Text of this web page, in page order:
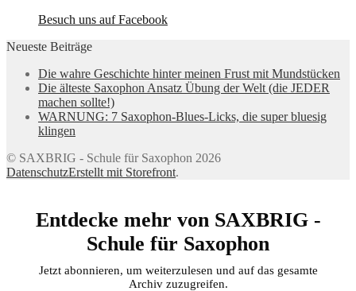
Besuch uns auf Facebook
Neueste Beiträge
Die wahre Geschichte hinter meinen Frust mit Mundstücken
Die älteste Saxophon Ansatz Übung der Welt (die JEDER
machen sollte!)
WARNUNG: 7 Saxophon-Blues-Licks, die super bluesig
klingen
© SAXBRIG - Schule für Saxophon 2026
DatenschutzErstellt mit Storefront.
Entdecke mehr von SAXBRIG -
Schule für Saxophon
Jetzt abonnieren, um weiterzulesen und auf das gesamte
Archiv zuzugreifen.